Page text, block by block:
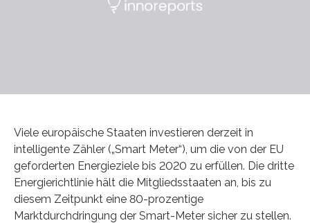
Viele europäische Staaten investieren derzeit in
intelligente Zähler („Smart Meter“), um die von der EU
geforderten Energieziele bis 2020 zu erfüllen. Die dritte
Energierichtlinie hält die Mitgliedsstaaten an, bis zu
diesem Zeitpunkt eine 80-prozentige
Marktdurchdringung der Smart-Meter sicher zu stellen.